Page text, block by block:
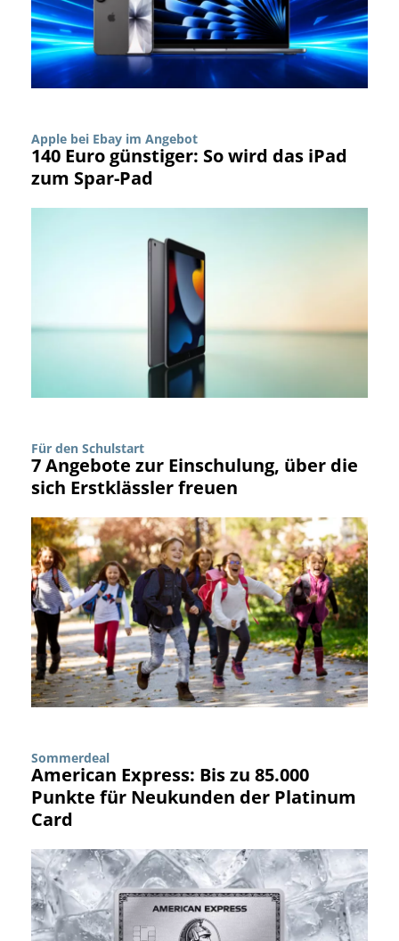
Apple bei Ebay im Angebot
140 Euro günstiger: So wird das iPad
zum Spar-Pad
Für den Schulstart
7 Angebote zur Einschulung, über die
sich Erstklässler freuen
Sommerdeal
American Express: Bis zu 85.000
Punkte für Neukunden der Platinum
Card